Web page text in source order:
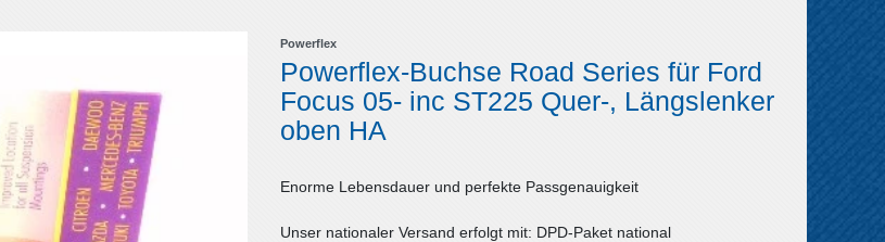
Powerflex
Powerflex-Buchse Road Series für Ford
Focus 05- inc ST225 Quer-, Längslenker
oben HA
Enorme Lebensdauer und perfekte Passgenauigkeit
Unser nationaler Versand erfolgt mit: DPD-Paket national